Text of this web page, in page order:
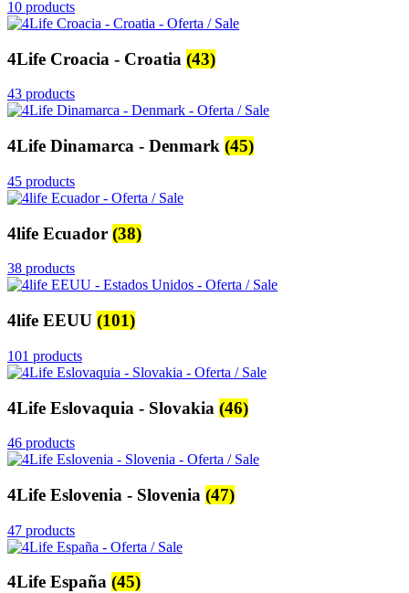
10 products
4Life Croacia - Croatia (43)
43 products
4Life Dinamarca - Denmark (45)
45 products
4life Ecuador (38)
38 products
4life EEUU (101)
101 products
4Life Eslovaquia - Slovakia (46)
46 products
4Life Eslovenia - Slovenia (47)
47 products
4Life España (45)